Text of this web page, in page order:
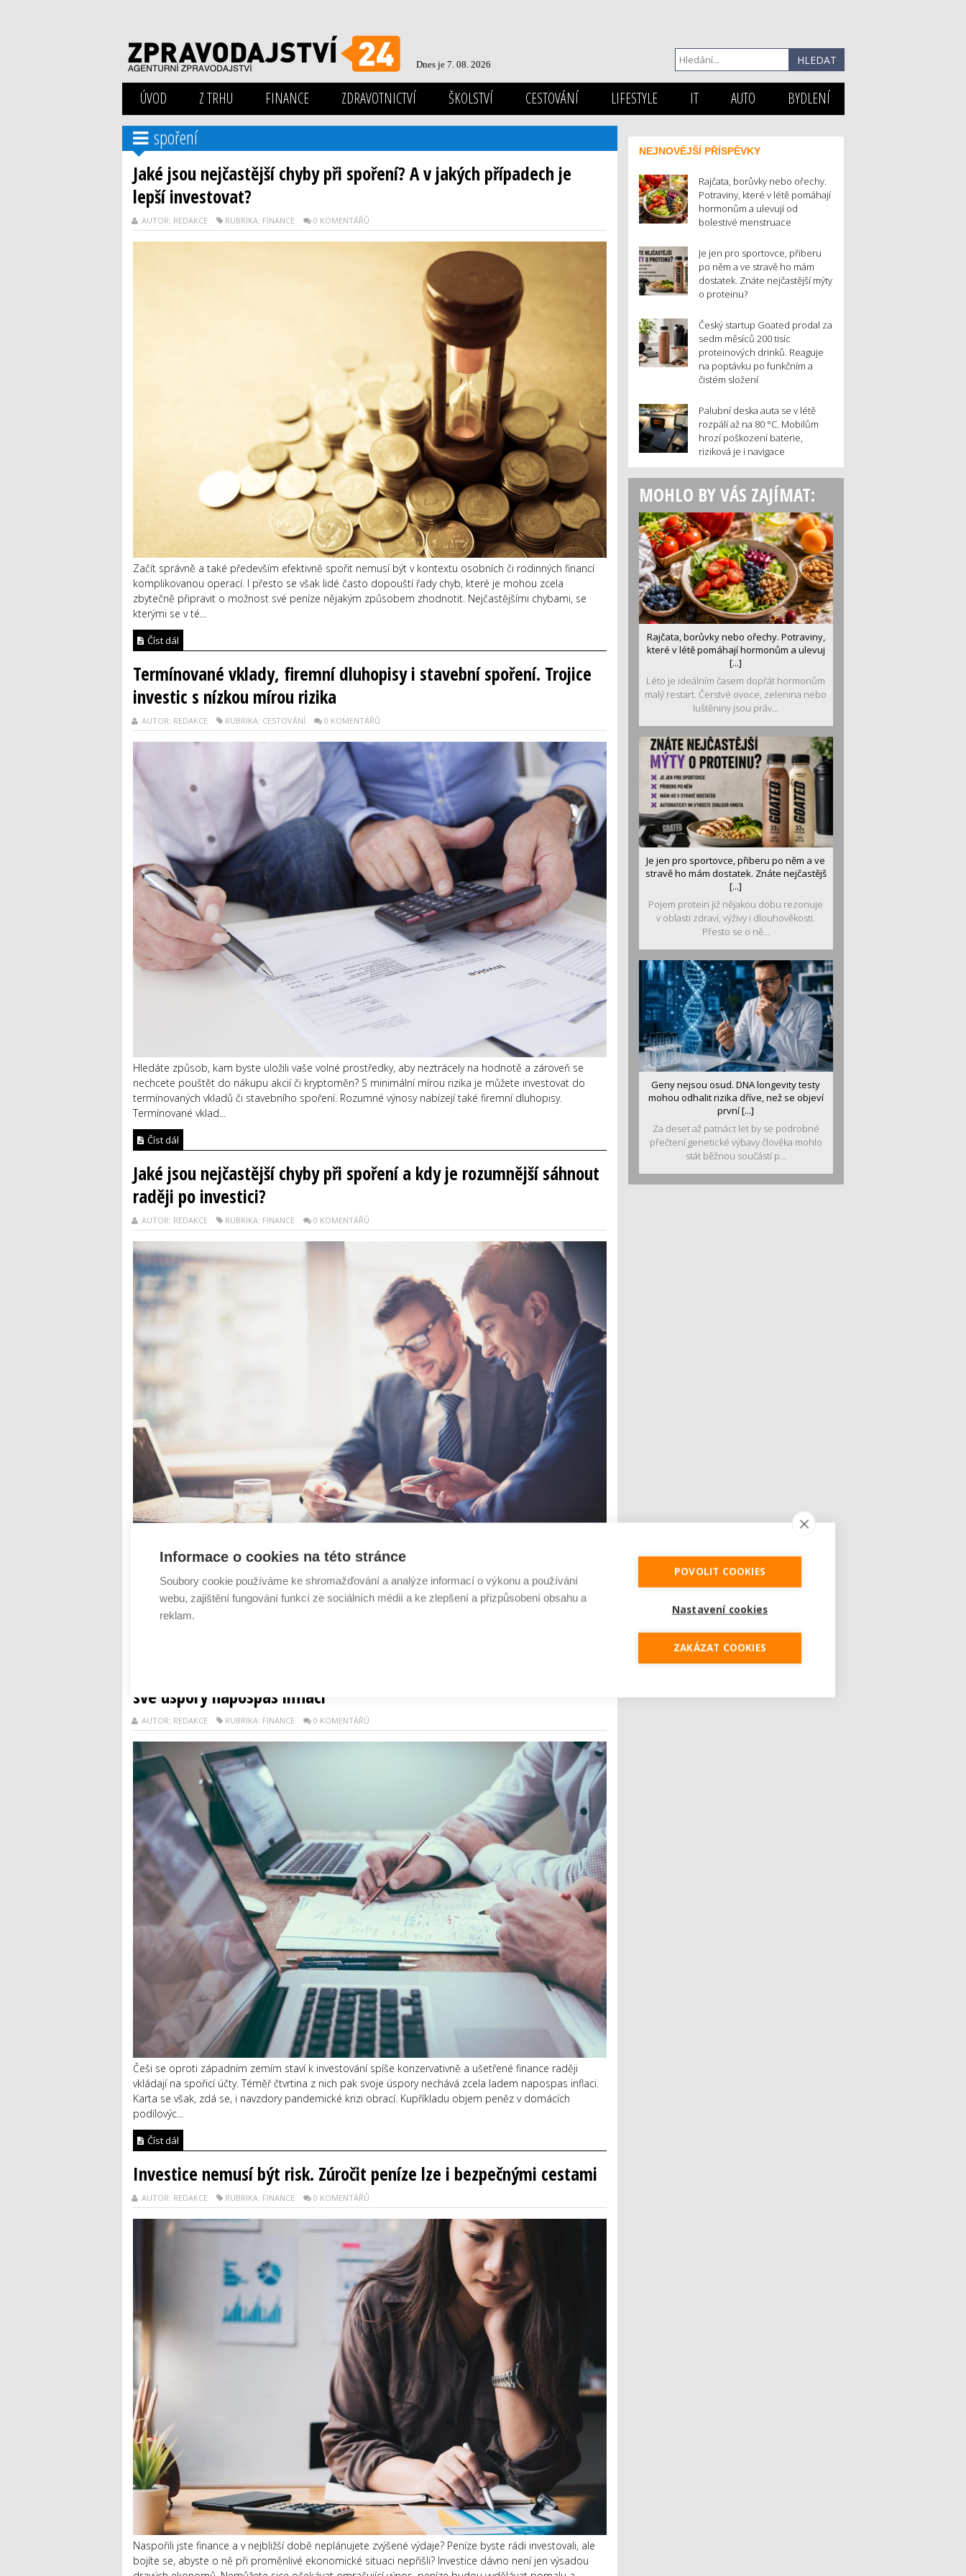
Dnes je 7. 08. 2026
ÚVOD Z TRHU FINANCE ZDRAVOTNICTVÍ ŠKOLSTVÍ CESTOVÁNÍ LIFESTYLE IT AUTO BYDLENÍ
spoření
Jaké jsou nejčastější chyby při spoření? A v jakých případech je
lepší investovat?
AUTOR: REDAKCE RUBRIKA: FINANCE 0 KOMENTÁŘŮ
Začít správně a také především efektivně spořit nemusí být v kontextu osobních či rodinných financí
komplikovanou operací. I přesto se však lidé často dopouští řady chyb, které je mohou zcela
zbytečně připravit o možnost své peníze nějakým způsobem zhodnotit. Nejčastějšími chybami, se
kterými se v té...
Číst dál
Termínované vklady, firemní dluhopisy i stavební spoření. Trojice
investic s nízkou mírou rizika
AUTOR: REDAKCE RUBRIKA: CESTOVÁNÍ 0 KOMENTÁŘŮ
Hledáte způsob, kam byste uložili vaše volné prostředky, aby neztrácely na hodnotě a zároveň se
nechcete pouštět do nákupu akcií či kryptoměn? S minimální mírou rizika je můžete investovat do
termínovaných vkladů či stavebního spoření. Rozumné výnosy nabízejí také firemní dluhopisy.
Termínované vklad...
Číst dál
Jaké jsou nejčastější chyby při spoření a kdy je rozumnější sáhnout
raději po investici?
AUTOR: REDAKCE RUBRIKA: FINANCE 0 KOMENTÁŘŮ
při něm lidé nezřídka kdy dopouštění přešlapů a mnohdy se tak zbytečně připravují o možnost své
peníze zhodnotit. Nejčastějšími chybami bývá přechovávání velkých částek v hotovosti či na běžných
své úspory napospas inflaci
AUTOR: REDAKCE RUBRIKA: FINANCE 0 KOMENTÁŘŮ
Češi se oproti západním zemím staví k investování spíše konzervativně a ušetřené finance raději
vkládají na spořicí účty. Téměř čtvrtina z nich pak svoje úspory nechává zcela ladem napospas inflaci.
Karta se však, zdá se, i navzdory pandemické krizi obrací. Kupříkladu objem peněz v domácích
podílovýc...
Číst dál
Investice nemusí být risk. Zúročit peníze lze i bezpečnými cestami
AUTOR: REDAKCE RUBRIKA: FINANCE 0 KOMENTÁŘŮ
Naspořili jste finance a v nejbližší době neplánujete zvýšené výdaje? Peníze byste rádi investovali, ale
bojíte se, abyste o ně při proměnlivé ekonomické situaci nepřišli? Investice dávno není jen výsadou
NEJNOVĚJŠÍ PŘÍSPĚVKY
Rajčata, borůvky nebo ořechy.
Potraviny, které v létě pomáhají
hormonům a ulevují od
bolestivé menstruace
Je jen pro sportovce, přiberu
po něm a ve stravě ho mám
dostatek. Znáte nejčastější mýty
o proteinu?
Český startup Goated prodal za
sedm měsíců 200 tisíc
proteinových drinků. Reaguje
na poptávku po funkčním a
čistém složení
Palubní deska auta se v létě
rozpálí až na 80 °C. Mobilům
hrozí poškození baterie,
riziková je i navigace
MOHLO BY VÁS ZAJÍMAT:
Rajčata, borůvky nebo ořechy. Potraviny,
které v létě pomáhají hormonům a ulevuj
[...]
Léto je ideálním časem dopřát hormonům
malý restart. Čerstvé ovoce, zelenina nebo
luštěniny jsou práv...
Je jen pro sportovce, přiberu po něm a ve
stravě ho mám dostatek. Znáte nejčastějš
[...]
Pojem protein již nějakou dobu rezonuje
v oblasti zdraví, výživy i dlouhověkosti.
Přesto se o ně...
Geny nejsou osud. DNA longevity testy
mohou odhalit rizika dříve, než se objeví
první [...]
Za deset až patnáct let by se podrobné
přečtení genetické výbavy člověka mohlo
stát běžnou součástí p...
Informace o cookies na této stránce
Soubory cookie používáme ke shromažďování a analýze informací o výkonu a používání
webu, zajištění fungování funkcí ze sociálních médií a ke zlepšení a přizpůsobení obsahu a
reklam.
POVOLIT COOKIES
Nastavení cookies
ZAKÁZAT COOKIES